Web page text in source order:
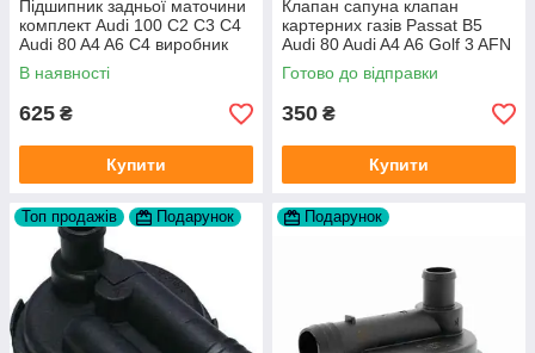
Підшипник задньої маточини
комплект Audi 100 C2 C3 C4
Audi 80 A4 A6 C4 виробник
FAG
В наявності
625 ₴
Купити
Клапан сапуна клапан
картерних газів Passat B5
Audi 80 Audi A4 A6 Golf 3 AFN
1Y AAZ 1Z AFF AEY AAZ AHB
AHU
Готово до відправки
350 ₴
Купити
Топ продажів Подарунок Подарунок